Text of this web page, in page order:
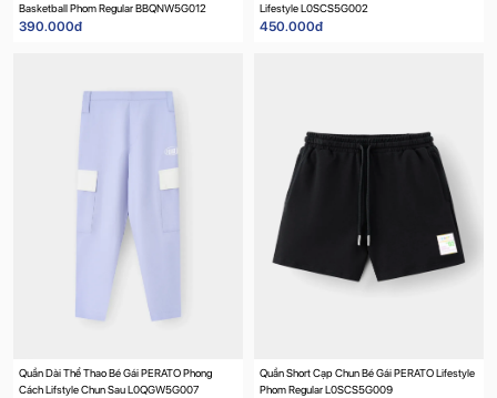
Basketball Phom Regular BBQNW5G012
390.000đ
Lifestyle L0SCS5G002
450.000đ
Quần Dài Thể Thao Bé Gái PERATO Phong
Cách Lifstyle Chun Sau L0QGW5G007
Quần Short Cạp Chun Bé Gái PERATO Lifestyle
Phom Regular L0SCS5G009